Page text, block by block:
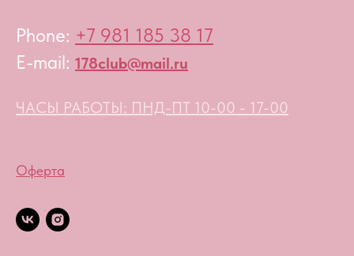
Phone: +7 981 185 38 17
E-mail: 178club@mail.ru
ЧАСЫ РАБОТЫ: ПНД-ПТ 10-00 - 17-00
Оферта